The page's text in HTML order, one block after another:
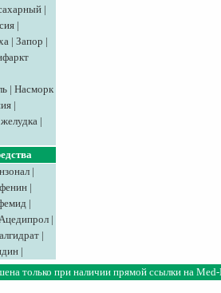
|
|
| Запор |
| Насморк
|
|
|
|
|
|
|
|
только при наличии прямой ссылки на